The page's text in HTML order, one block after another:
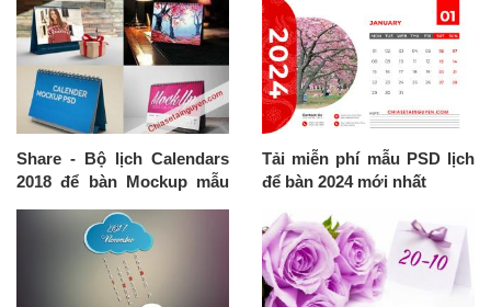
Share - Bộ lịch Calendars
2018 để bàn Mockup mẫu
đẹp
Tải miễn phí mẫu PSD lịch
để bàn 2024 mới nhất